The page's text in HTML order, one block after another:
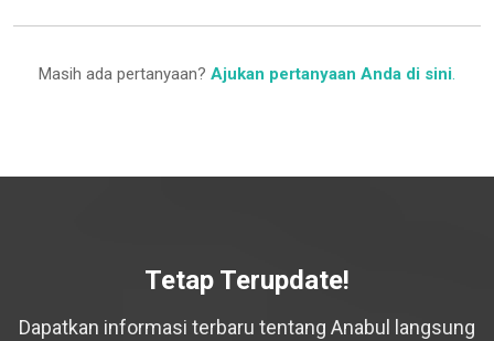
Masih ada pertanyaan? Ajukan pertanyaan Anda di sini.
Tetap Terupdate!
Dapatkan informasi terbaru tentang Anabul langsung